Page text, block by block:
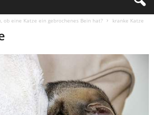
ob eine Katze ein gebrochenes Bein hat? kranke Katze